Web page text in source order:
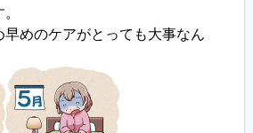
早めのケアがとっても大事なん